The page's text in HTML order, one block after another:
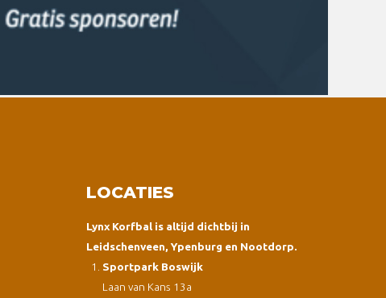
LOCATIES
Lynx Korfbal is altijd dichtbij in
Leidschenveen, Ypenburg en Nootdorp.
Sportpark Boswijk
Laan van Kans 13a